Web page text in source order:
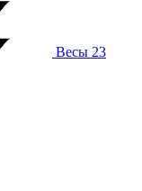
Весы 23